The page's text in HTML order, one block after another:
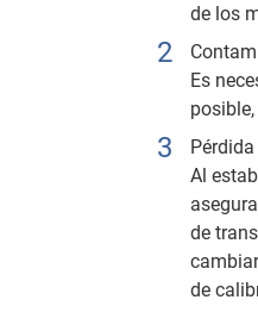
de los
Es
Al
de
de